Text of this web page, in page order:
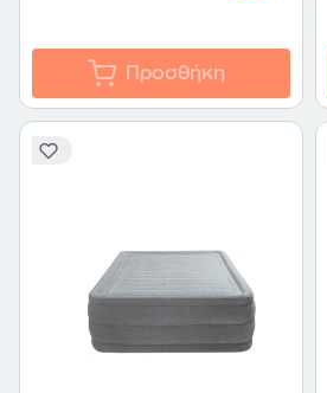
Προσθήκη